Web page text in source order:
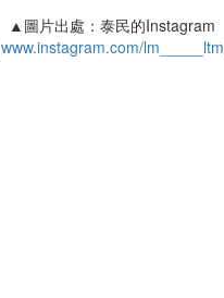
▲圖片出處：泰民的Instagram
www.instagram.com/lm_____ltm